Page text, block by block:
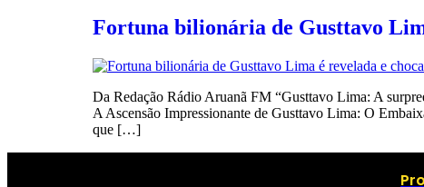
Fortuna bilionária de Gusttavo
Da Redação Rádio Aruanã FM “Gusttavo Lima: A
A Ascensão Impressionante de Gusttavo Lima: O
que […]